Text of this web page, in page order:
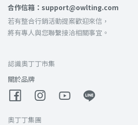
合作信箱：support@owlting.com
若有整合行銷活動提案歡迎來信，
將有專人與您聯繫接洽相關事宜。
認識奧丁丁市集
關於品牌
奧丁丁集團